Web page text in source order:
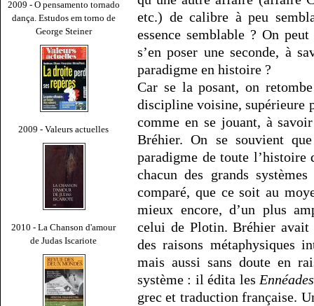
2009 - O pensamento tornado
dança. Estudos em torno de
George Steiner
2009 - Valeurs actuelles
2010 - La Chanson d'amour
de Judas Iscariote
etc.) de calibre à peu
essence semblable ? On
s’en poser une seconde, à
paradigme en histoire ?
Car se la posant, on
discipline voisine, supérieure
comme en se jouant, à
Bréhier. On se souvient
paradigme de toute l’histoire
chacun des grands
comparé, que ce soit au
mieux encore, d’un plus
celui de Plotin. Bréhier
des raisons métaphysiques
mais aussi sans doute en
système : il édita les Ennéades
grec et traduction française.